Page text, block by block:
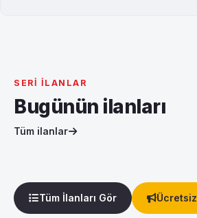
SERI İLANLAR
Bugünün ilanları
Tüm ilanlar
Tüm İlanları Gör